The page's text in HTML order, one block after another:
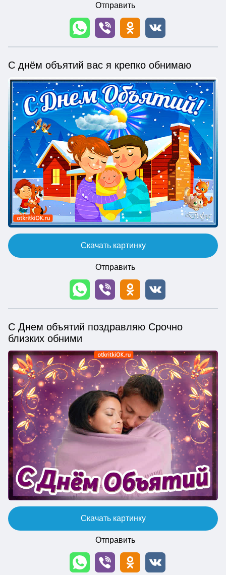
Отправить
С днём объятий вас я крепко обнимаю
Скачать картинку
Отправить
С Днем объятий поздравляю Срочно
близких обними
Скачать картинку
Отправить